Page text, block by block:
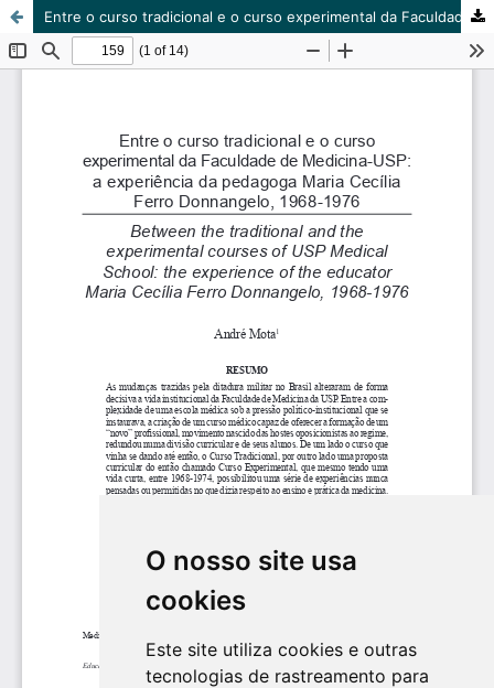
O nosso site usa
cookies
Este site utiliza cookies e outras
tecnologias de rastreamento para
Entre o curso tradicional e o curso experimental da Faculdade de Medicina-USP: a experiência da pedagoga Maria Cecília Ferro Donnangelo, 1968-1976